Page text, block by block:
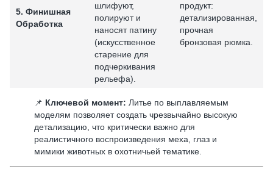
5. Финишная
Обработка
шлифуют,
полируют и
наносят патину
(искусственное
старение для
подчеркивания
рельефа).
продукт:
детализированная,
прочная
бронзовая рюмка.
📌 Ключевой момент: Литье по выплавляемым
моделям позволяет создать чрезвычайно высокую
детализацию, что критически важно для
реалистичного воспроизведения меха, глаз и
мимики животных в охотничьей тематике.